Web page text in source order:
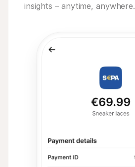
insights – anytime, anywhere.